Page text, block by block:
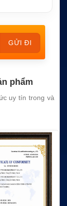
Please
phẩm
uy tín trong và